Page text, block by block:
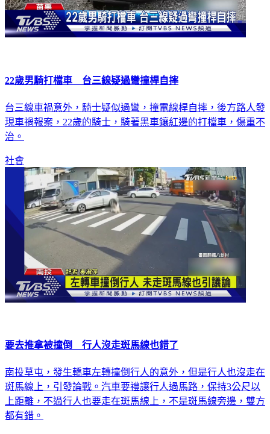
22歲男騎打檔車 台三線疑過彎撞桿自摔
台三線車禍意外，騎士疑似過彎，撞電線桿自摔，後方路人發
現車禍報案，22歲的騎士，騎著黑車鑲紅邊的打檔車，傷重不
治。
社會
要去推拿被撞倒 行人沒走斑馬線也錯了
南投草屯，發生轎車左轉撞倒行人的意外，但是行人也沒走在
斑馬線上，引發論戰。汽車要禮讓行人過馬路，保持3公尺以
上距離，不過行人也要走在斑馬線上，不是斑馬線旁邊，雙方
都有錯。